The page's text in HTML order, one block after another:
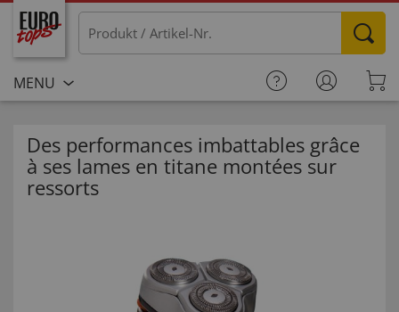
MENU
Des performances imbattables grâce
à ses lames en titane montées sur
ressorts